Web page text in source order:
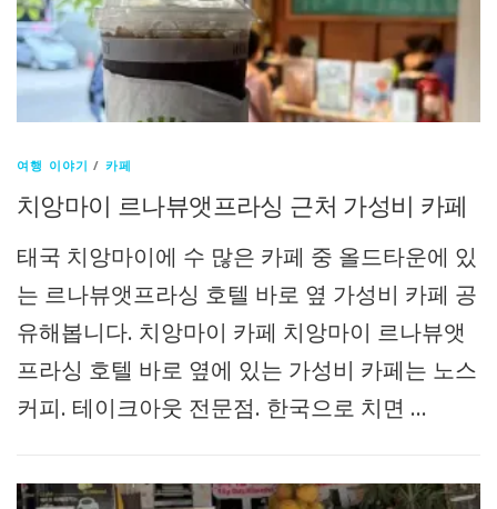
여행 이야기 / 카페
치앙마이 르나뷰앳프라싱 근처 가성비 카페
태국 치앙마이에 수 많은 카페 중 올드타운에 있
는 르나뷰앳프라싱 호텔 바로 옆 가성비 카페 공
유해봅니다. 치앙마이 카페 치앙마이 르나뷰앳
프라싱 호텔 바로 옆에 있는 가성비 카페는 노스
커피. 테이크아웃 전문점. 한국으로 치면 …